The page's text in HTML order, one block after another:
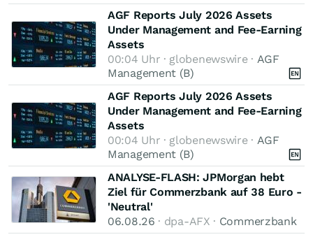
AGF Reports July 2026 Assets
Under Management and Fee-Earning
Assets
00:04 Uhr · globenewswire · AGF
Management (B)
AGF Reports July 2026 Assets
Under Management and Fee-Earning
Assets
00:04 Uhr · globenewswire · AGF
Management (B)
ANALYSE-FLASH: JPMorgan hebt
Ziel für Commerzbank auf 38 Euro -
'Neutral'
06.08.26 · dpa-AFX · Commerzbank